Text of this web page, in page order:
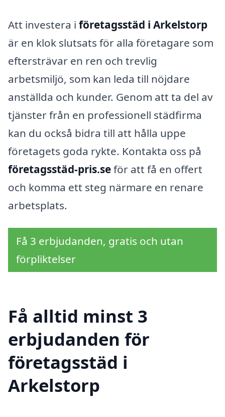
Att investera i företagsstäd i Arkelstorp
är en klok slutsats för alla företagare som
eftersträvar en ren och trevlig
arbetsmiljö, som kan leda till nöjdare
anställda och kunder. Genom att ta del av
tjänster från en professionell städfirma
kan du också bidra till att hålla uppe
företagets goda rykte. Kontakta oss på
företagsstäd-pris.seför att få en offert
och komma ett steg närmare en renare
arbetsplats.
Få 3 erbjudanden, gratis och utan
förpliktelser
Få alltid minst 3
erbjudanden för
företagsstäd i
Arkelstorp